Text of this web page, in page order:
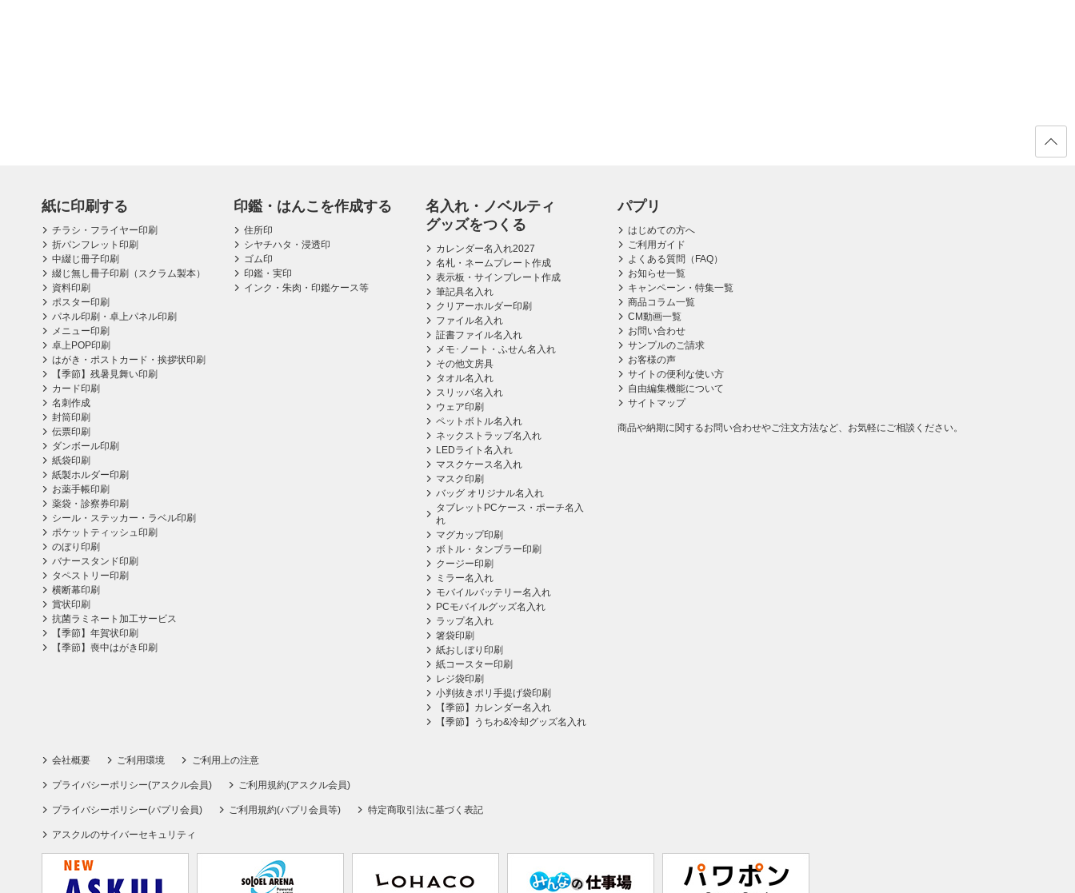
紙に印刷する
チラシ・フライヤー印刷
折パンフレット印刷
中綴じ冊子印刷
綴じ無し冊子印刷（スクラム製本）
資料印刷
ポスター印刷
パネル印刷・卓上パネル印刷
メニュー印刷
卓上POP印刷
はがき・ポストカード・挨拶状印刷
【季節】残暑見舞い印刷
カード印刷
名刺作成
封筒印刷
伝票印刷
ダンボール印刷
紙袋印刷
紙製ホルダー印刷
お薬手帳印刷
薬袋・診察券印刷
シール・ステッカー・ラベル印刷
ポケットティッシュ印刷
のぼり印刷
バナースタンド印刷
タペストリー印刷
横断幕印刷
賞状印刷
抗菌ラミネート加工サービス
【季節】年賀状印刷
【季節】喪中はがき印刷
印鑑・はんこを作成する
住所印
シヤチハタ・浸透印
ゴム印
印鑑・実印
インク・朱肉・印鑑ケース等
名入れ・ノベルティ
グッズをつくる
カレンダー名入れ2027
名札・ネームプレート作成
表示板・サインプレート作成
筆記具名入れ
クリアーホルダー印刷
ファイル名入れ
証書ファイル名入れ
メモ･ノート・ふせん名入れ
その他文房具
タオル名入れ
スリッパ名入れ
ウェア印刷
ペットボトル名入れ
ネックストラップ名入れ
LEDライト名入れ
マスクケース名入れ
マスク印刷
バッグ オリジナル名入れ
タブレットPCケース・ポーチ名入
れ
マグカップ印刷
ボトル・タンブラー印刷
クージー印刷
ミラー名入れ
モバイルバッテリー名入れ
PCモバイルグッズ名入れ
ラップ名入れ
箸袋印刷
紙おしぼり印刷
紙コースター印刷
レジ袋印刷
小判抜きポリ手提げ袋印刷
【季節】カレンダー名入れ
【季節】うちわ&冷却グッズ名入れ
パプリ
はじめての方へ
ご利用ガイド
よくある質問（FAQ）
お知らせ一覧
キャンペーン・特集一覧
商品コラム一覧
CM動画一覧
お問い合わせ
サンプルのご請求
お客様の声
サイトの便利な使い方
自由編集機能について
サイトマップ
商品や納期に関するお問い合わせやご注文方法など、お気軽にご相談ください。
会社概要 ご利用環境 ご利用上の注意
プライバシーポリシー(アスクル会員) ご利用規約(アスクル会員)
プライバシーポリシー(パプリ会員) ご利用規約(パプリ会員等) 特定商取引法に基づく表記
アスクルのサイバーセキュリティ